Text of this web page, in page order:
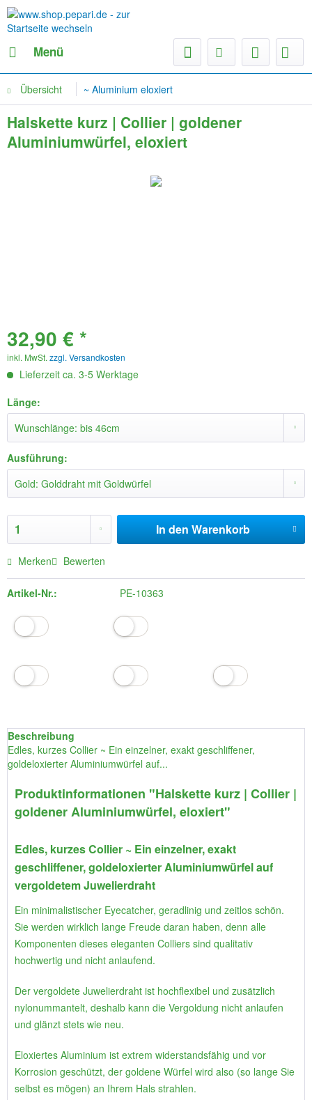
Menü
Übersicht ~ Aluminium eloxiert
Halskette kurz | Collier | goldener
Aluminiumwürfel, eloxiert
32,90 € *
inkl. MwSt. zzgl. Versandkosten
Lieferzeit ca. 3-5 Werktage
Länge:
Ausführung:
In den Warenkorb
Merken Bewerten
Artikel-Nr.: PE-10363
Beschreibung
Edles, kurzes Collier ~ Ein einzelner, exakt geschliffener,
goldeloxierter Aluminiumwürfel auf...
Produktinformationen "Halskette kurz | Collier |
goldener Aluminiumwürfel, eloxiert"
Edles, kurzes Collier ~ Ein einzelner, exakt
geschliffener, goldeloxierter Aluminiumwürfel auf
vergoldetem Juwelierdraht
Ein minimalistischer Eyecatcher, geradlinig und zeitlos schön.
Sie werden wirklich lange Freude daran haben, denn alle
Komponenten dieses eleganten Colliers sind qualitativ
hochwertig und nicht anlaufend.
Der vergoldete Juwelierdraht ist hochflexibel und zusätzlich
nylonummantelt, deshalb kann die Vergoldung nicht anlaufen
und glänzt stets wie neu.
Eloxiertes Aluminium ist extrem widerstandsfähig und vor
Korrosion geschützt, der goldene Würfel wird also (so lange Sie
selbst es mögen) an Ihrem Hals strahlen.